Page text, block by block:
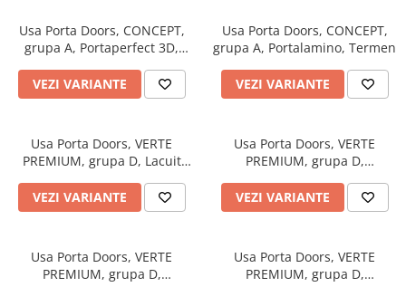
Usa Porta Doors, CONCEPT,
grupa A, Portaperfect 3D,
VEZI VARIANTE
Usa Porta Doors, CONCEPT,
grupa A, Portalamino, Termen
VEZI VARIANTE
Usa Porta Doors, VERTE
PREMIUM, grupa D, Lacuit
VEZI VARIANTE
Usa Porta Doors, VERTE
PREMIUM, grupa D,
VEZI VARIANTE
Usa Porta Doors, VERTE
PREMIUM, grupa D,
Usa Porta Doors, VERTE
PREMIUM, grupa D,